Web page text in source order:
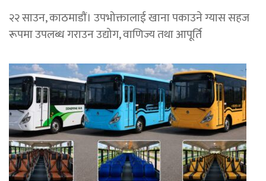
२२ साउन, काठमाडाैं। उपभोक्तालाई खाना पकाउने ग्यास सहज
रूपमा उपलब्ध गराउन उद्योग, वाणिज्य तथा आपूर्ति